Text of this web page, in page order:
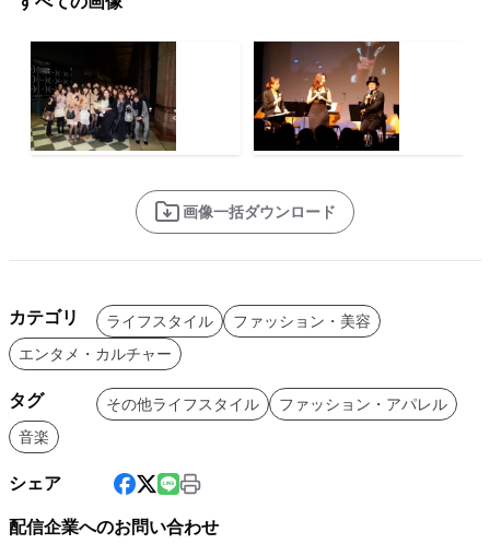
画像一括ダウンロード
カテゴリ ライフスタイル
ファッション・美容
エンタメ・カルチャー
タグ その他ライフスタイル
ファッション・アパレル
音楽
シェア
配信企業へのお問い合わせ